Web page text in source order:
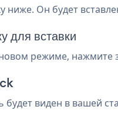
ниже. Он будет
для вставки
режиме, нажмите
будет виден в вашей